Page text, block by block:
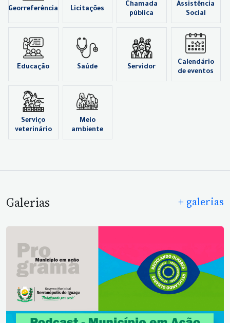
Georreferência Licitações
Chamada
pública
Assistência
Social
Educação Saúde Servidor
Calendário
de eventos
Serviço
veterinário
Meio
ambiente
Galerias + galerias